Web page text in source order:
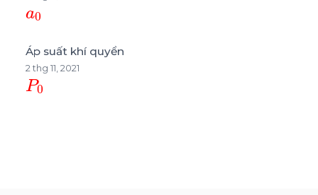
Áp suất khí quyển
2 thg 11, 2021
P0